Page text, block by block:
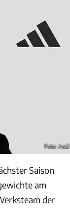
Foto: Audi
Saison
am
der